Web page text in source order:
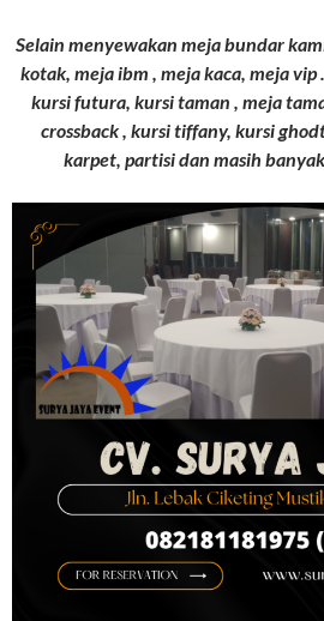
Selain menyewakan meja bundar
kotak, meja ibm , meja kaca, meja
kursi futura, kursi taman , meja
crossback , kursi tiffany, kursi
karpet, partisi dan masih